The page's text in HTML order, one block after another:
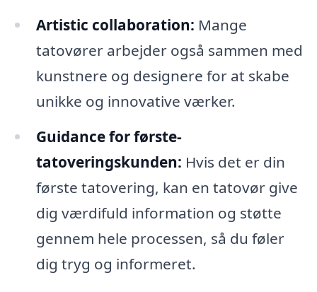
Artistic collaboration: Mange
tatovører arbejder også sammen med
kunstnere og designere for at skabe
unikke og innovative værker.
Guidance for første-
tatoveringskunden: Hvis det er din
første tatovering, kan en tatovør give
dig værdifuld information og støtte
gennem hele processen, så du føler
dig tryg og informeret.